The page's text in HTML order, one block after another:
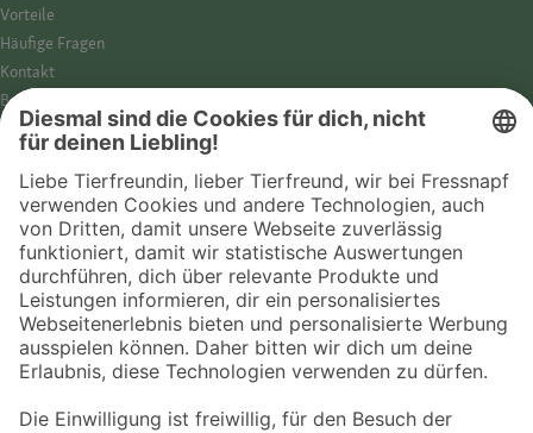
Vorteile
Häufige Fragen
Kontakt
Barrierefreiheit
Impressum
Datenschutz­hinweise
Cookies
AGB
Entdecke Fressnapf
Tierversicherung
GPS-Tracker
Fressnapf Salon
Online-Shop